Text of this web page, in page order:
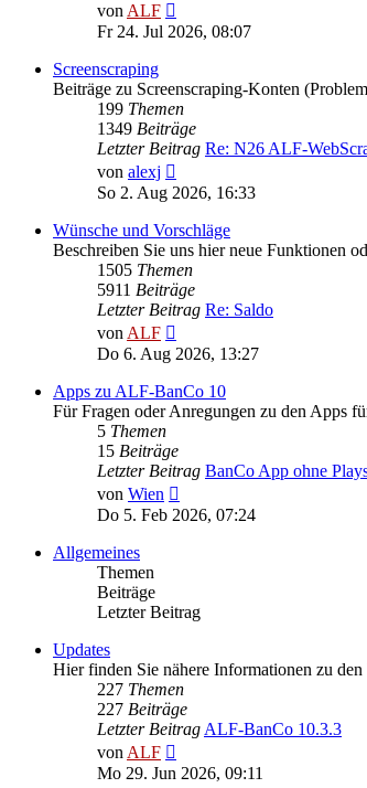
vonALF
Beitrag
Fr 24. Jul 2026, 08:07
Screenscraping
Beiträge zu Screenscraping-Konten
199 Themen
1349 Beiträge
Letzter Beitrag Re: N26 ALF-
von alexj
Beitrag
So 2. Aug 2026, 16:33
Wünsche und Vorschläge
Beschreiben Sie uns hier neue Funktionen
1505 Themen
5911 Beiträge
Letzter Beitrag Re: Saldo
vonALF
Beitrag
Do 6. Aug 2026, 13:27
Apps zu ALF-BanCo 10
Für Fragen oder Anregungen zu den Apps
5 Themen
15 Beiträge
Letzter Beitrag BanCo App ohne
von Wien
Beitrag
Do 5. Feb 2026, 07:24
Allgemeines
Themen
Beiträge
Letzter Beitrag
Updates
Hier finden Sie nähere Informationen zu
227 Themen
227 Beiträge
Letzter BeitragALF-BanCo 10.3.3
vonALF
Beitrag
Mo 29. Jun 2026, 09:11